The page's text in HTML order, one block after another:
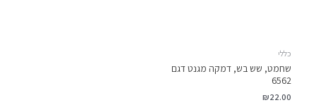
כללי
שחמט, שש בש, דמקה מגנט דגם
6562
₪22.00